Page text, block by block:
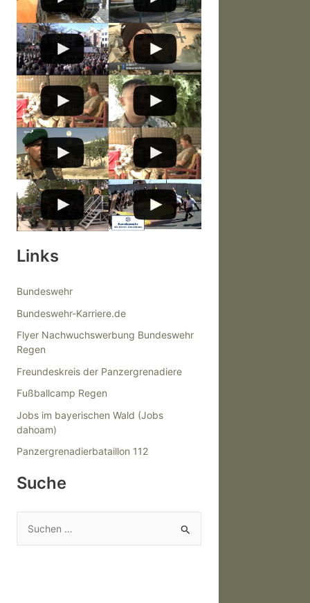
Links
Bundeswehr
Bundeswehr-Karriere.de
Flyer Nachwuchswerbung Bundeswehr
Regen
Freundeskreis der Panzergrenadiere
Fußballcamp Regen
Jobs im bayerischen Wald (Jobs
dahoam)
Panzergrenadierbataillon 112
Suche